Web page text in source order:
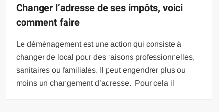
Changer l’adresse de ses impôts, voici
comment faire
Le déménagement est une action qui consiste à
changer de local pour des raisons professionnelles,
sanitaires ou familiales. Il peut engendrer plus ou
moins un changement d’adresse. Pour cela il